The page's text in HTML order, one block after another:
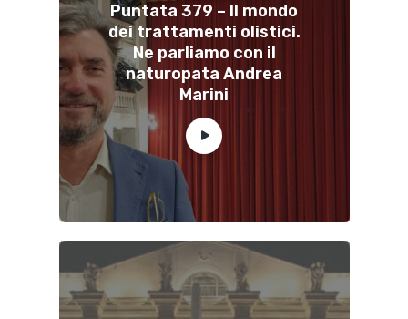
Puntata 379 – Il mondo
dei trattamenti olistici.
Ne parliamo con il
naturopata Andrea
Marini